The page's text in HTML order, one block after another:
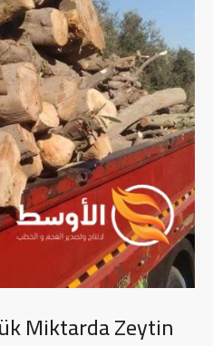
Miktarda Zeytin